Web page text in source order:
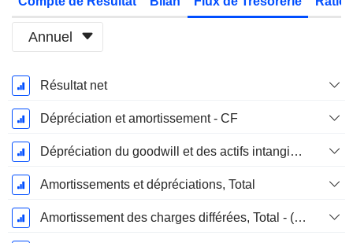
Annuel
Période
Fiscale:
Décembre
Résultat net
Dépréciation et amortissement - CF
Dépréciation du goodwill et des actifs intangibles
Amortissements et dépréciations, Total
Amortissement des charges différées, Total - (CF)